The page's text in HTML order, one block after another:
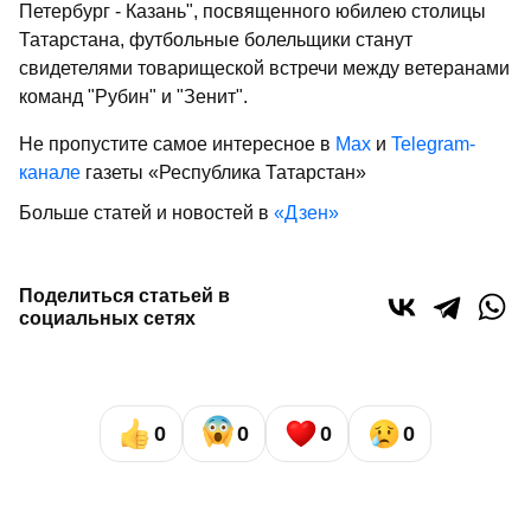
Петербург - Казань", посвященного юбилею столицы
Татарстана, футбольные болельщики станут
свидетелями товарищеской встречи между ветеранами
команд "Рубин" и "Зенит".
Не пропустите самое интересное в Max и Telegram-
канале газеты «Республика Татарстан»
Больше статей и новостей в «Дзен»
Поделиться статьей в
социальных сетях
0 0 0 0